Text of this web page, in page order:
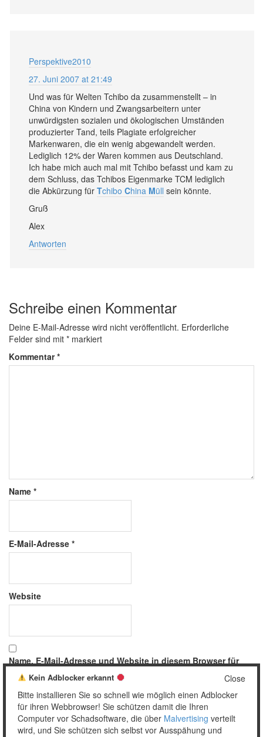
Perspektive2010
27. Juni 2007 at 21:49
Und was für Welten Tchibo da zusammenstellt – in
China von Kindern und Zwangsarbeitern unter
unwürdigsten sozialen und ökologischen Umständen
produzierter Tand, teils Plagiate erfolgreicher
Markenwaren, die ein wenig abgewandelt werden.
Lediglich 12% der Waren kommen aus Deutschland.
Ich habe mich auch mal mit Tchibo befasst und kam zu
dem Schluss, das Tchibos Eigenmarke TCM lediglich
die Abkürzung für Tchibo China Müll sein könnte.
Gruß
Alex
Antworten
Schreibe einen Kommentar
Deine E-Mail-Adresse wird nicht veröffentlicht. Erforderliche
Felder sind mit * markiert
Kommentar*
Name *
E-Mail-Adresse *
Website
Name, E-Mail-Adresse und Website in diesem Browser für
meinen nächsten Kommentar speichern.
Close
Kein Adblocker erkannt
Bitte installieren Sie so schnell wie möglich einen Adblocker
für ihren Webbrowser! Sie schützen damit die Ihren
Computer vor Schadsoftware, die über Malvertising verteilt
wird, und Sie schützen sich selbst vor Ausspähung und